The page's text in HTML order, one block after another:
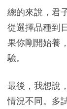
總的來說，君
從選擇品種到
果你剛開始養
驗。
最後，我想說
情況不同。多